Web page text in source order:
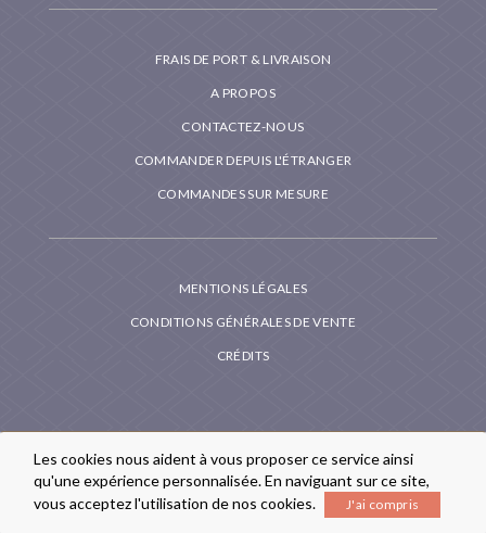
FRAIS DE PORT & LIVRAISON
A PROPOS
CONTACTEZ-NOUS
COMMANDER DEPUIS L'ÉTRANGER
COMMANDES SUR MESURE
MENTIONS LÉGALES
CONDITIONS GÉNÉRALES DE VENTE
CRÉDITS
Les cookies nous aident à vous proposer ce service ainsi
qu'une expérience personnalisée. En naviguant sur ce site,
vous acceptez l'utilisation de nos cookies.
J'ai compris